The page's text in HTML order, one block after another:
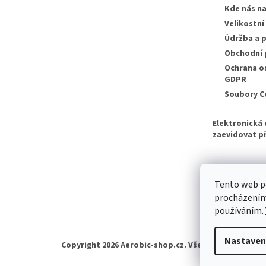
Tento web
používáním.
Kde nás
Údržba a
Obchodní
Ochrana
GDPR
Soubory
Elektronická
zaevidovat
Copyright 2026Aerobic-shop.cz. Všechna práva